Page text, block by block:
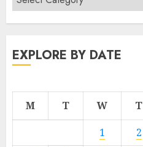
EXPLORE BY DATE
M T W T
1
2